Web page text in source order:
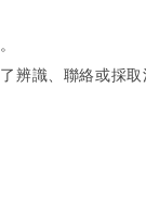
識、聯絡或採取